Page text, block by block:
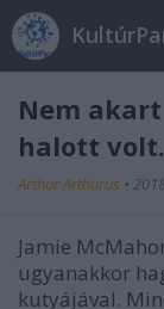
Nem
halott volt.
Arthur Arthurus •
Jamie
ugyanakkor
kutyájával.